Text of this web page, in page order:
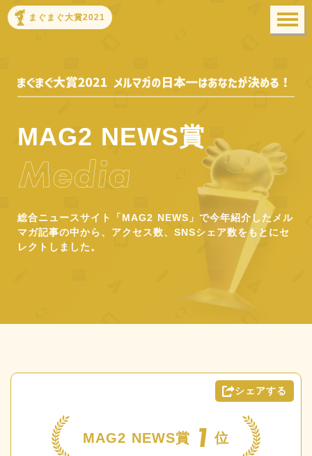
まぐまぐ大賞2021
MAG2 NEWS賞
Media
総合ニュースサイト「MAG2 NEWS」で今年紹介したメル
マガ記事の中から、アクセス数、SNSシェア数をもとにセ
レクトしました。
シェアする
MAG2 NEWS賞 1 位